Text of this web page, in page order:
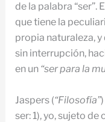
de la palabra “ser”.
que tiene la
propia naturaleza,
sin interrupción,
en un “ser para la
Jaspers (“Filosofía”
ser: 1), yo, sujeto